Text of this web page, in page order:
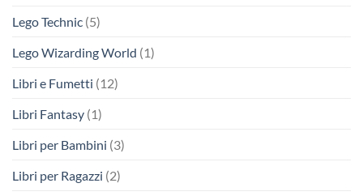
Lego Technic (5)
Lego Wizarding World (1)
Libri e Fumetti (12)
Libri Fantasy (1)
Libri per Bambini (3)
Libri per Ragazzi (2)